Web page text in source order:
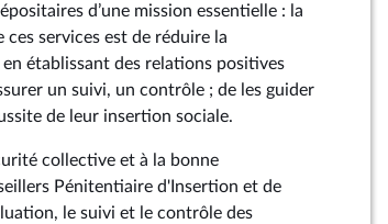
d’une mission essentielle : la
services est de réduire la
établissant des relations positives
un suivi, un contrôle ; de les guider
de leur insertion sociale.
collective et à la bonne
Pénitentiaire d'Insertion et de
le suivi et le contrôle des